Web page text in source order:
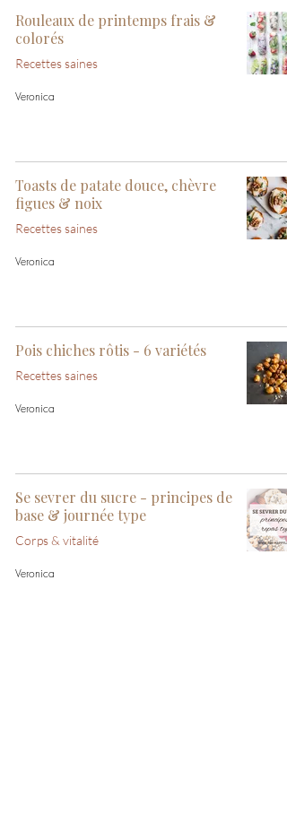
Rouleaux de printemps frais &
colorés
Recettes saines
Veronica
Toasts de patate douce, chèvre
figues & noix
Recettes saines
Veronica
Pois chiches rôtis - 6 variétés
Recettes saines
Veronica
Se sevrer du sucre - principes de
base & journée type
Corps & vitalité
Veronica